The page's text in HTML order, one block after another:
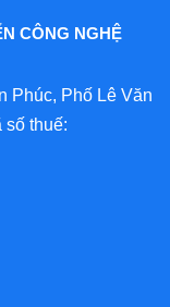
CÔNG NGHỆ
Phúc, Phố Lê Văn
thuế: